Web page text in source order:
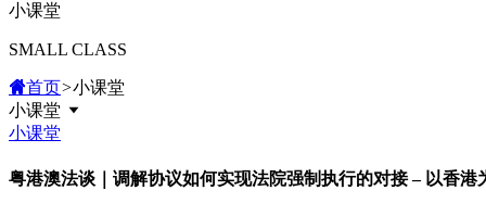
小课堂
SMALL CLASS
首页>小课堂
小课堂
小课堂
粤港澳法谈｜调解协议如何实现法院强制执行的对接 – 以香港